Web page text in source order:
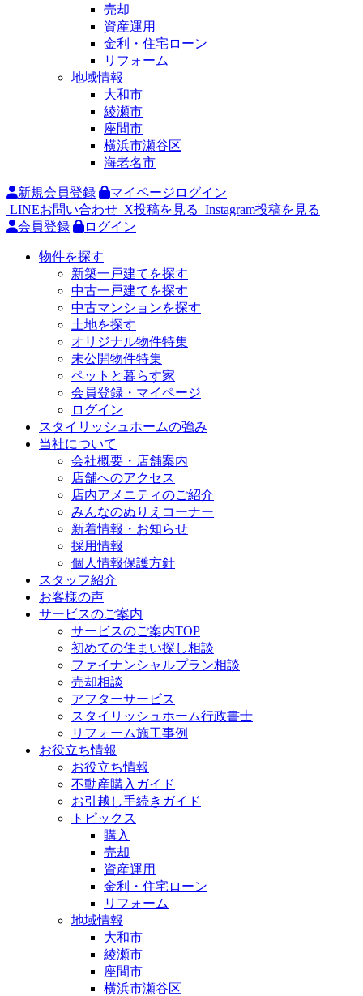
売却
資産運用
金利・住宅ローン
リフォーム
地域情報
大和市
綾瀬市
座間市
横浜市瀬谷区
海老名市
新規会員登録
マイページログイン
LINEお問い合わせ X投稿を見る Instagram投稿を見る
会員登録
ログイン
物件を探す
新築一戸建てを探す
中古一戸建てを探す
中古マンションを探す
土地を探す
オリジナル物件特集
未公開物件特集
ペットと暮らす家
会員登録・マイページ
ログイン
スタイリッシュホームの強み
当社について
会社概要・店舗案内
店舗へのアクセス
店内アメニティのご紹介
みんなのぬりえコーナー
新着情報・お知らせ
採用情報
個人情報保護方針
スタッフ紹介
お客様の声
サービスのご案内
サービスのご案内TOP
初めての住まい探し相談
ファイナンシャルプラン相談
売却相談
アフターサービス
スタイリッシュホーム行政書士
リフォーム施工事例
お役立ち情報
お役立ち情報
不動産購入ガイド
お引越し手続きガイド
トピックス
購入
売却
資産運用
金利・住宅ローン
リフォーム
地域情報
大和市
綾瀬市
座間市
横浜市瀬谷区